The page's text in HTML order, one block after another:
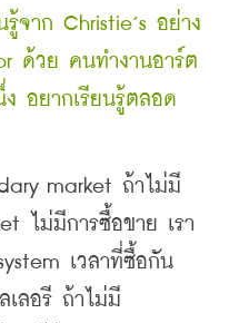
รู้จาก Christie’s อย่าง
ด้วย คนทำงานอาร์ต
อยากเรียนรู้ตลอด
market ถ้าไม่มี
ไม่มีการซื้อขาย เรา
เวลาที่ซื้อกัน
ลอรี ถ้าไม่มี